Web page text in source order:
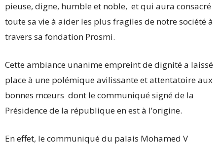
pieuse, digne, humble et noble, et qui aura consacré
toute sa vie à aider les plus fragiles de notre société à
travers sa fondation Prosmi.
Cette ambiance unanime empreint de dignité a laissé
place à une polémique avilissante et attentatoire aux
bonnes mœurs dont le communiqué signé de la
Présidence de la république en est à l’origine.
En effet, le communiqué du palais Mohamed V